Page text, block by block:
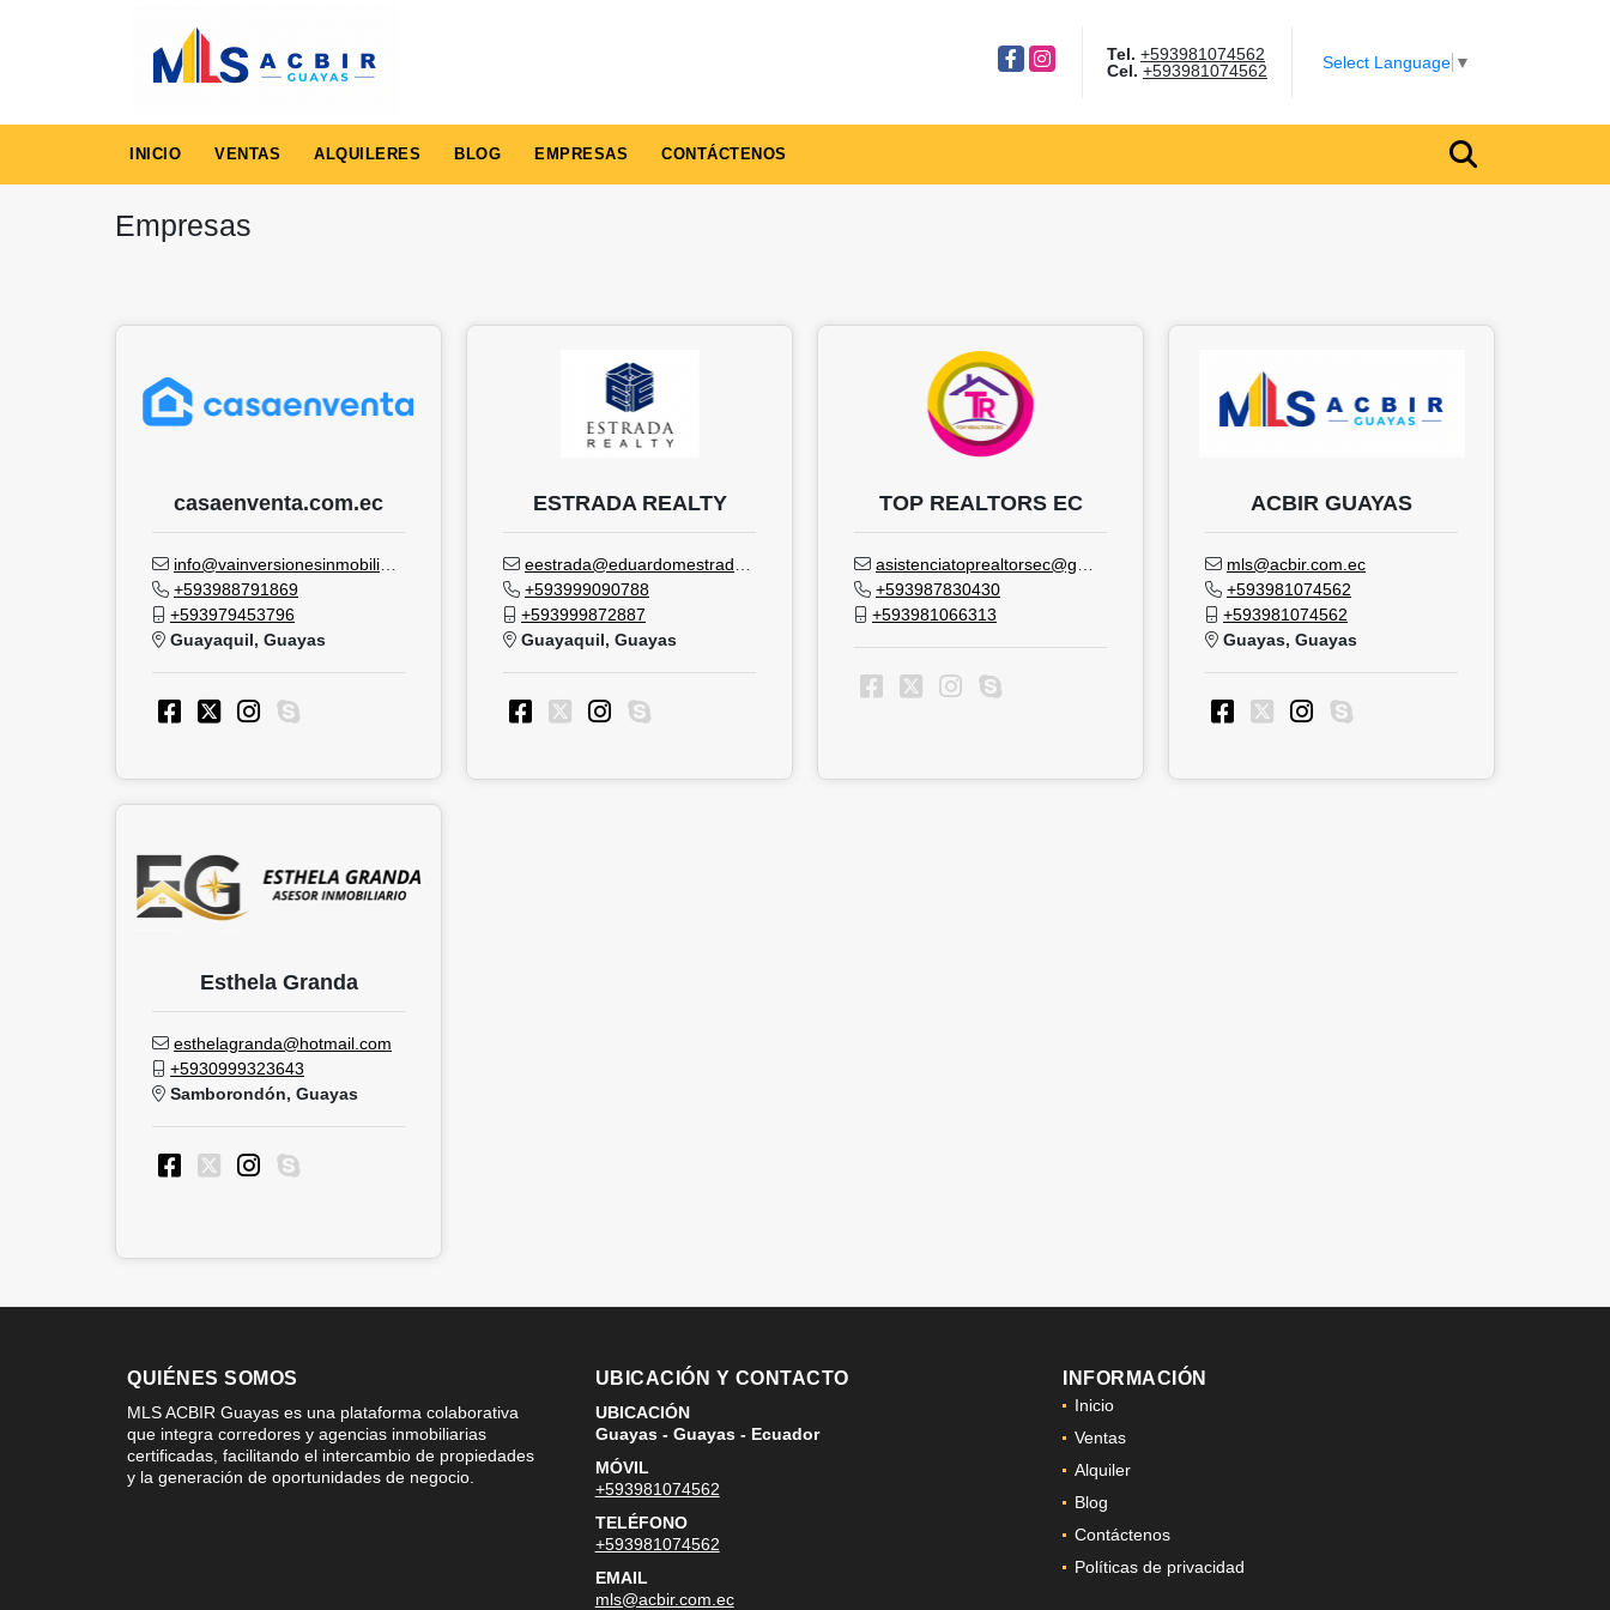
FacebookInstagram Tel. +593981074562
Cel. +593981074562 Select Language ▼
INICIO VENTAS ALQUILERES BLOG EMPRESAS CONTÁCTENOS
Empresas
casaenventa.com.ec
info@vainversionesinmobiliarias.com
+593988791869
+593979453796
Guayaquil, Guayas
ESTRADA REALTY
eestrada@eduardomestrada.com
+593999090788
+593999872887
Guayaquil, Guayas
TOP REALTORS EC
asistenciatoprealtorsec@gmail.com
+593987830430
+593981066313
ACBIR GUAYAS
mls@acbir.com.ec
+593981074562
+593981074562
Guayas, Guayas
Esthela Granda
esthelagranda@hotmail.com
+5930999323643
Samborondón, Guayas
QUIÉNES SOMOS
MLS ACBIR Guayas es una plataforma colaborativa
que integra corredores y agencias inmobiliarias
certificadas, facilitando el intercambio de propiedades
y la generación de oportunidades de negocio.
UBICACIÓN Y CONTACTO
UBICACIÓN
Guayas - Guayas - Ecuador
MÓVIL
+593981074562
TELÉFONO
+593981074562
EMAIL
mls@acbir.com.ec
INFORMACIÓN
Inicio
Ventas
Alquiler
Blog
Contáctenos
Políticas de privacidad